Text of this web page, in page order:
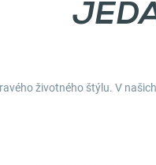
životného štýlu. V